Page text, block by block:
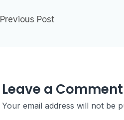
Previous Post
Leave a Comment
Your email address will not be